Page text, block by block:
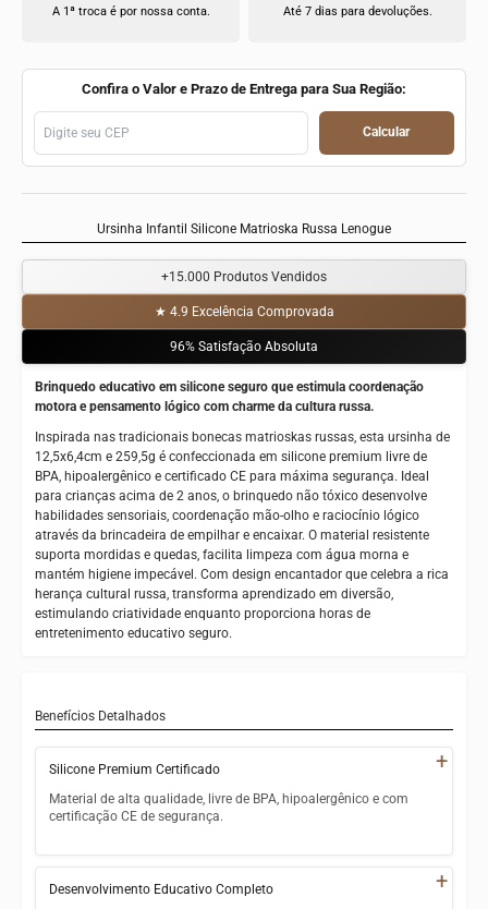
A 1ª troca é por nossa conta. Até 7 dias para devoluções.
Confira o Valor e Prazo de Entrega para Sua Região:
Calcular
Ursinha Infantil Silicone Matrioska Russa Lenogue
+15.000 Produtos Vendidos
★ 4.9 Excelência Comprovada
96% Satisfação Absoluta
Brinquedo educativo em silicone seguro que estimula coordenação
motora e pensamento lógico com charme da cultura russa.
Inspirada nas tradicionais bonecas matrioskas russas, esta ursinha de
12,5x6,4cm e 259,5g é confeccionada em silicone premium livre de
BPA, hipoalergênico e certificado CE para máxima segurança. Ideal
para crianças acima de 2 anos, o brinquedo não tóxico desenvolve
habilidades sensoriais, coordenação mão-olho e raciocínio lógico
através da brincadeira de empilhar e encaixar. O material resistente
suporta mordidas e quedas, facilita limpeza com água morna e
mantém higiene impecável. Com design encantador que celebra a rica
herança cultural russa, transforma aprendizado em diversão,
estimulando criatividade enquanto proporciona horas de
entretenimento educativo seguro.
Benefícios Detalhados
Silicone Premium Certificado +
Material de alta qualidade, livre de BPA, hipoalergênico e com
certificação CE de segurança.
Desenvolvimento Educativo Completo +